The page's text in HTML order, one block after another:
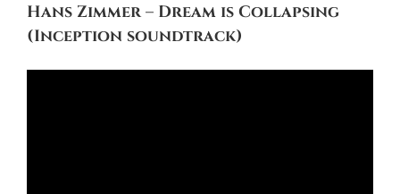
Hans Zimmer – Dream is Collapsing
(Inception soundtrack)